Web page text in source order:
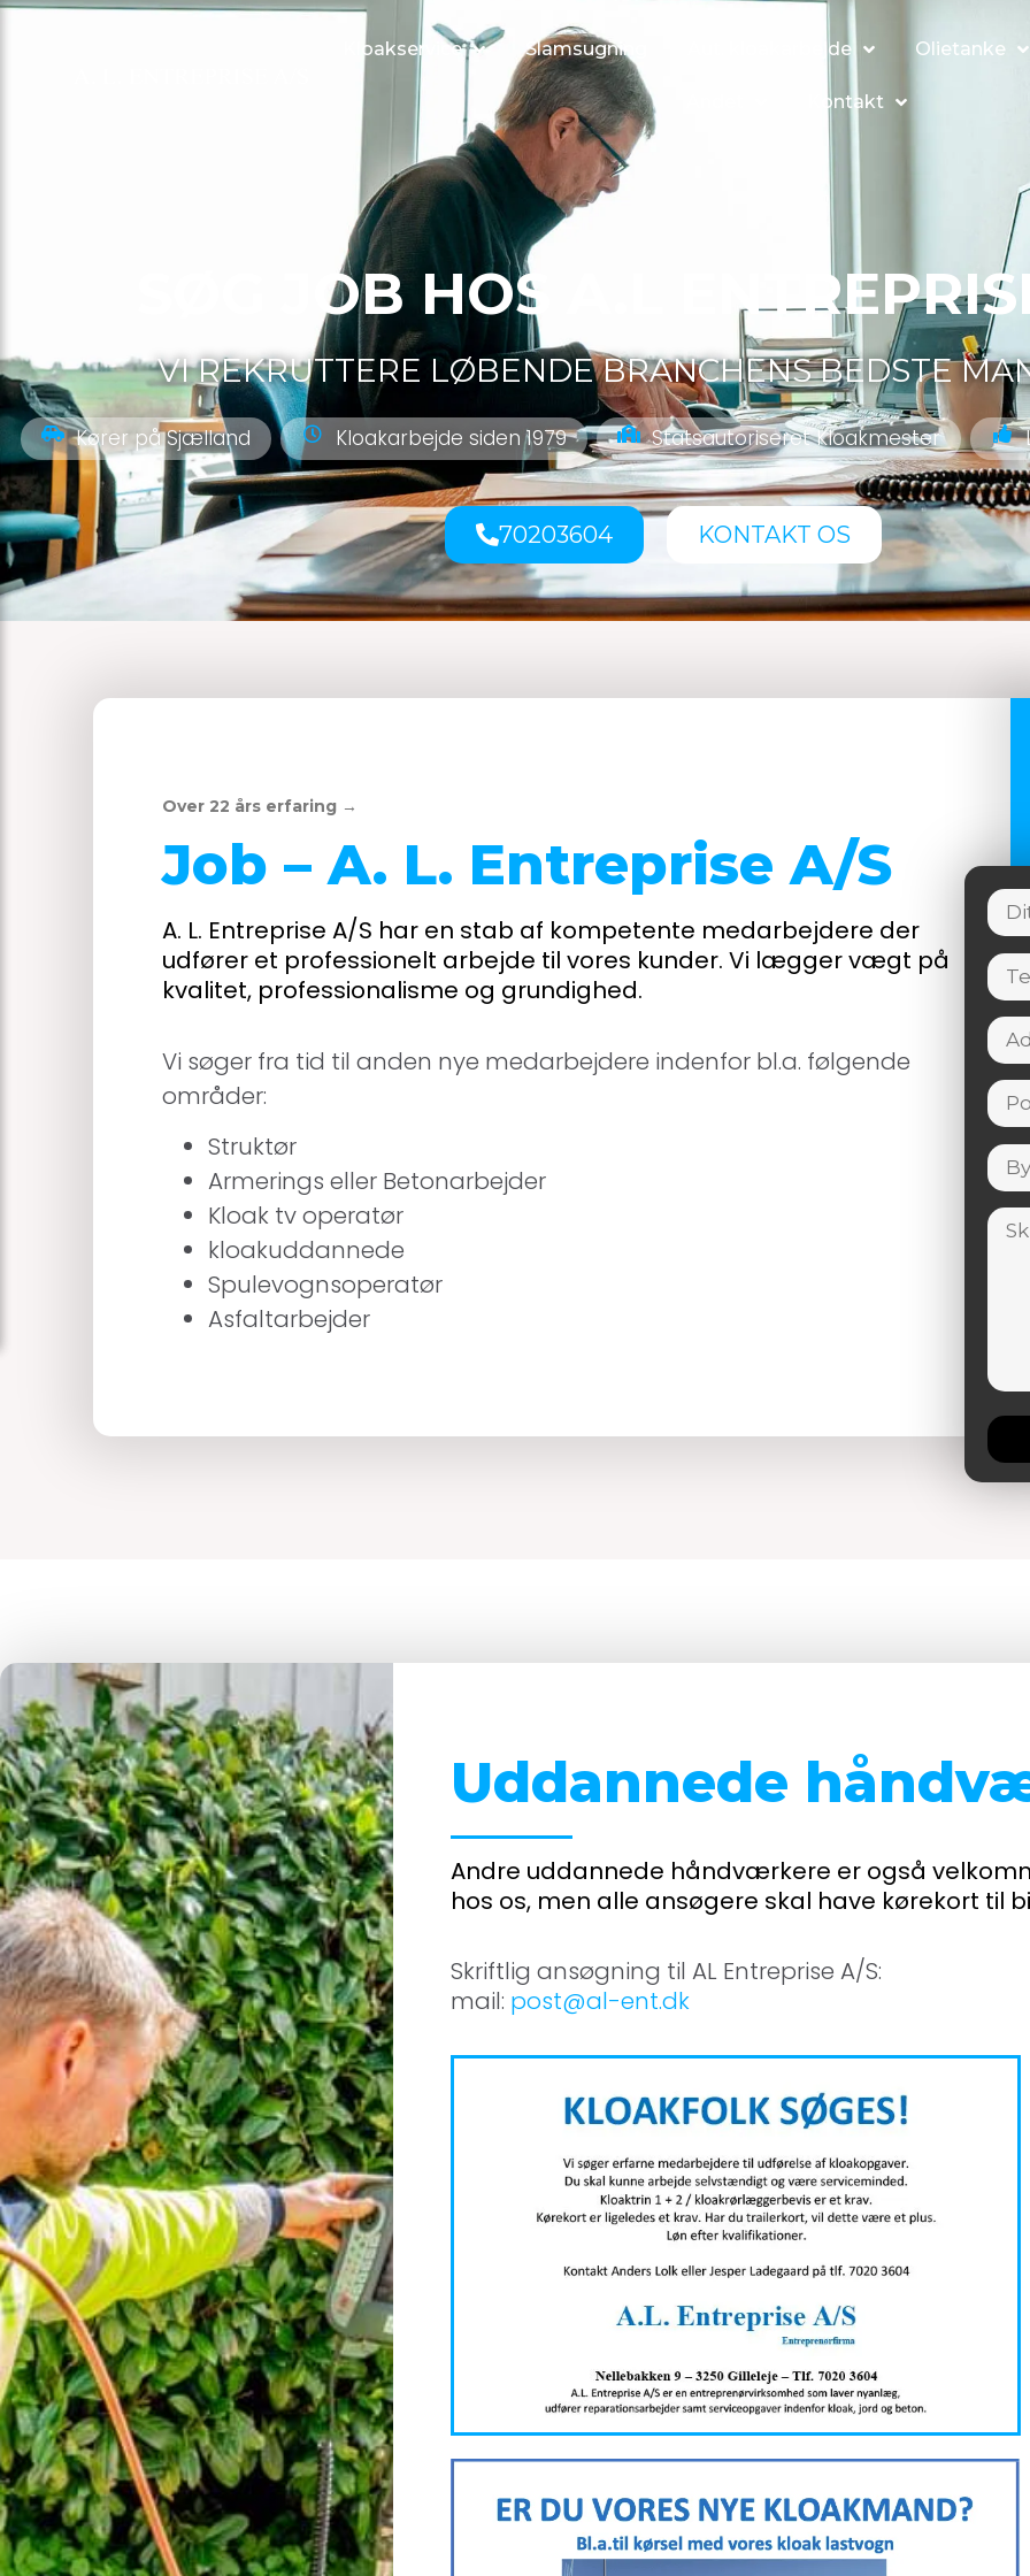
Kloakservice Slamsugning Aut. kloakarbejde Olietanke
Kontakt
SØG JOB HOS A.L
VI REKRUTTERE LØBENDE BRANCHENS BEDSTE
Kører på Sjælland Kloakarbejde siden 1979 Statsautoriseret Kloakmester
70203604 KONTAKT OS
Over 22 års erfaring →
Job – A. L. Entreprise A/S
A. L. Entreprise A/S har en stab af kompetente medarbejdere der
udfører et professionelt arbejde til vores kunder. Vi lægger vægt på
kvalitet, professionalisme og grundighed.
Vi søger fra tid til anden nye medarbejdere indenfor bl.a. følgende
områder:
Struktør
Armerings eller Betonarbejder
Kloak tv operatør
kloakuddannede
Spulevognsoperatør
Asfaltarbejder
Uddannede
Andre uddannede håndværkere er også
hos os, men alle ansøgere skal have kørekort til
Skriftlig ansøgning til AL Entreprise A/S:
mail: post@al-ent.dk